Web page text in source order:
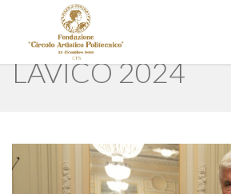
PREMIO
LAVICO 2024